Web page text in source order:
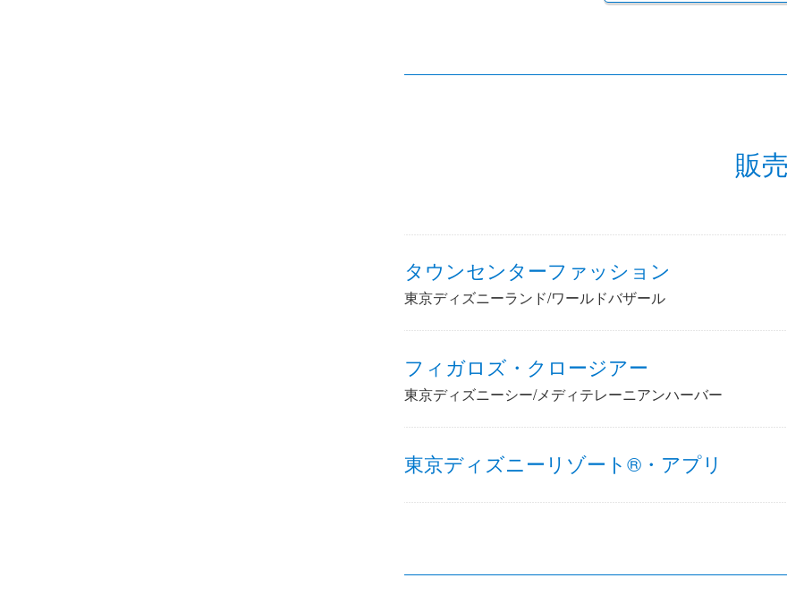
販
タウンセンターファッション
東京ディズニーランド/ワールドバザール
フィガロズ・クロージアー
東京ディズニーシー/メディテレーニアンハーバー
東京ディズニーリゾート®・アプリ